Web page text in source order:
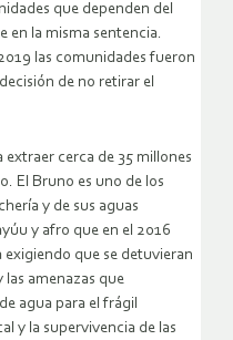
que dependen del
en la misma sentencia.
las comunidades fueron
de no retirar el
cerca de 35 millones
El Bruno es uno de los
y de sus aguas
y afro que en el 2016
que se detuvieran
las amenazas que
agua para el frágil
y la supervivencia de las